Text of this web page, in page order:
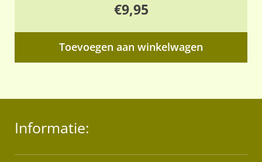
€9,95
Toevoegen aan winkelwagen
Informatie: